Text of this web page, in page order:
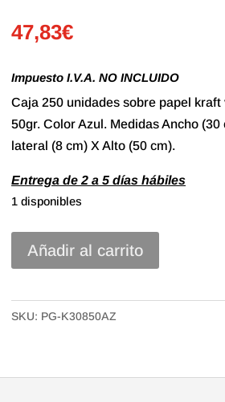
47,83€
Impuesto I.V.A. NO INCLUIDO
Caja 250 unidades sobre papel kraft
50gr. Color Azul. Medidas Ancho (30
lateral (8 cm) X Alto (50 cm).
Entrega de 2 a 5 días hábiles
1 disponibles
Sobre
Añadir al carrito
SKU: PG-K30850AZ